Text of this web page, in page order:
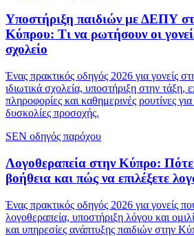
Υποστήριξη παιδιών με ΔΕΠΥ
Κύπρου: Τι να ρωτήσουν οι
σχολείο
Ένας πρακτικός οδηγός 2026 για γονείς
ιδιωτικά σχολεία, υποστήριξη στην τάξη,
πληροφορίες και καθημερινές ρουτίνες
δυσκολίες προσοχής.
SEN οδηγός παρόχου
Λογοθεραπεία στην Κύπρο: Πότε
βοήθεια και πώς να επιλέξετε
Ένας πρακτικός οδηγός 2026 για γονείς
λογοθεραπεία, υποστήριξη λόγου και
και υπηρεσίες ανάπτυξης παιδιών στην